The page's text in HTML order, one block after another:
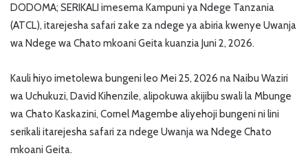
DODOMA; SERIKALI imesema Kampuni ya Ndege Tanzania
(ATCL), itarejesha safari zake za ndege ya abiria kwenye Uwanja
wa Ndege wa Chato mkoani Geita kuanzia Juni 2, 2026.
Kauli hiyo imetolewa bungeni leo Mei 25, 2026 na Naibu Waziri
wa Uchukuzi, David Kihenzile, alipokuwa akijibu swali la Mbunge
wa Chato Kaskazini, Cornel Magembe aliyehoji bungeni ni lini
serikali itarejesha safari za ndege Uwanja wa Ndege Chato
mkoani Geita.